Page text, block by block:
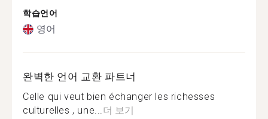
학습언어
영어
완벽한 언어 교환 파트너
Celle qui veut bien échanger les richesses
culturelles , une...더 보기